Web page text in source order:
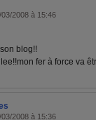
03/2008 à 15:46
blog!!
fer à force va
03/2008 à 15:36